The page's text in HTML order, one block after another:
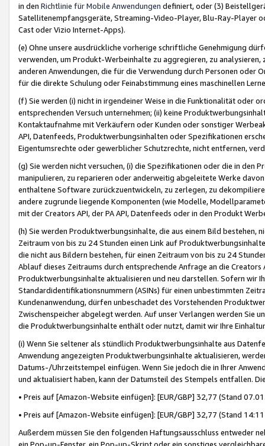
in den Richtlinie für Mobile Anwendungen definiert, oder (3)
Satellitenempfangsgeräte, Streaming-Video-Player, Blu-Ray-Player
Cast oder Vizio Internet-Apps).
(e) Ohne unsere ausdrückliche vorherige schriftliche Genehmigung
verwenden, um Produkt-Werbeinhalte zu aggregieren, zu
anderen Anwendungen, die für die Verwendung durch Personen
für die direkte Schulung oder Feinabstimmung eines maschinellen
(f) Sie werden (i) nicht in irgendeiner Weise in die Funktionalität oder
entsprechenden Versuch unternehmen; (ii) keine
Kontaktaufnahme mit Verkäufern oder Kunden oder sonstiger
API, Datenfeeds, Produktwerbungsinhalten oder Spezifikationen
Eigentumsrechte oder gewerblicher Schutzrechte, nicht entfernen,
(g) Sie werden nicht versuchen, (i) die Spezifikationen oder die in
manipulieren, zu reparieren oder anderweitig abgeleitete Werke
enthaltene Software zurückzuentwickeln, zu zerlegen, zu
andere zugrunde liegende Komponenten (wie Modelle,
mit der Creators API, der PA API, Datenfeeds oder in den Produkt
(h) Sie werden Produktwerbungsinhalte, die aus einem Bild bestehen,
Zeitraum von bis zu 24 Stunden einen Link auf
die nicht aus Bildern bestehen, für einen Zeitraum von bis zu 24
Ablauf dieses Zeitraums durch entsprechende Anfrage an die
Produktwerbungsinhalte aktualisieren und neu darstellen. Sofern wir
Standardidentifikationsnummern (ASINs) für einen unbestimmten
Kundenanwendung, dürfen unbeschadet des Vorstehenden
Zwischenspeicher abgelegt werden. Auf unser Verlangen werden Sie
die Produktwerbungsinhalte enthält oder nutzt, damit wir Ihre
(i) Wenn Sie seltener als stündlich Produktwerbungsinhalte aus
Anwendung angezeigten Produktwerbungsinhalte aktualisieren,
Datums-/Uhrzeitstempel einfügen. Wenn Sie jedoch die in Ihrer
und aktualisiert haben, kann der Datumsteil des Stempels entfallen.
• Preis auf [Amazon-Website einfügen]: [EUR/GBP] 32,77 (Stand
• Preis auf [Amazon-Website einfügen]: [EUR/GBP] 32,77 (Stand
Außerdem müssen Sie den folgenden Haftungsausschluss entweder
ein Pop-up-Fenster, ein Pop-up-Skript oder ein sonstiges